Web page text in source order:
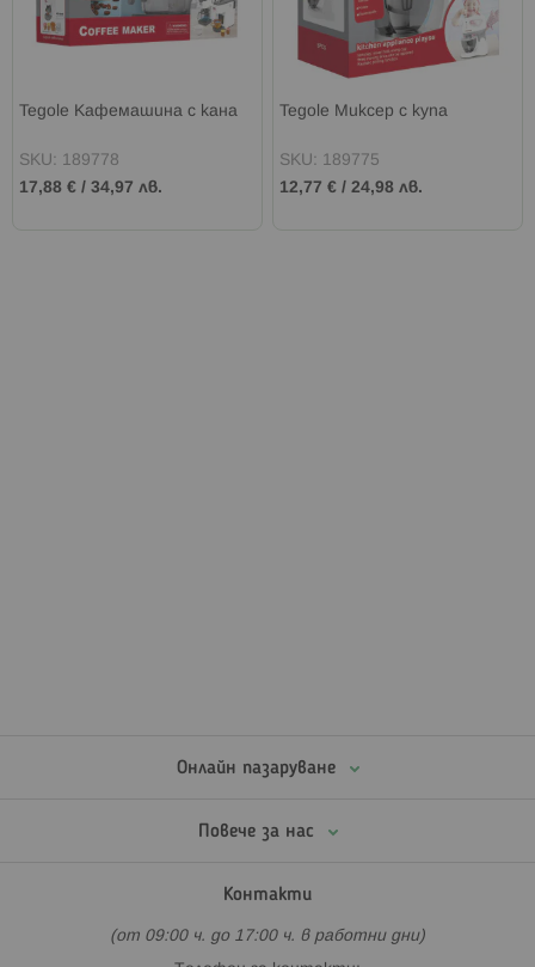
Tegole Кафемашина с кана
SKU: 189778
17,88 € / 34,97 лв.
Tegole Миксер с купа
SKU: 189775
12,77 € /24,98 лв.
Онлайн пазаруване
Повече за нас
Контакти
(от 09:00 ч. до 17:00 ч. в работни дни)